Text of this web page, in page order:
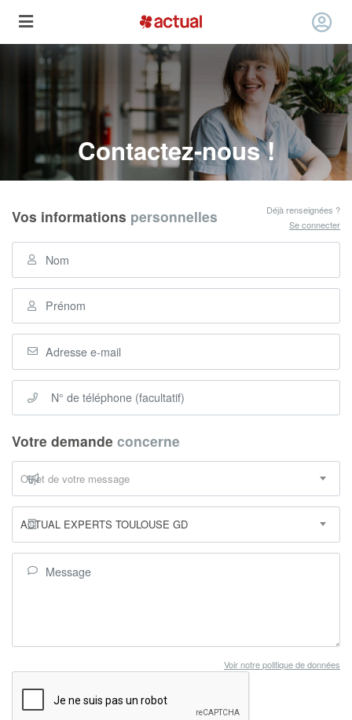
Contactez-nous !
Vos informations personnelles
Déjà renseignées ?
Se connecter
Votre demande concerne
Objet de votre message
ACTUAL EXPERTS TOULOUSE GD
Voir notre politique de données